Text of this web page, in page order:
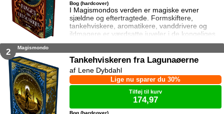
I Magismondos verden er magiske evner
sjældne og eftertragtede. Formskiftere,
tankehviskere, aromatikere, vanddrivere og
ildmagere er værdsatte juveler i de kongeliges
samling. Når de altså bliver fundet. Alt dette ved
skovhytte nær landsbyen Bøgene i kongeriget
Ulvmarken langt væk fra hoffet. Pil har dog
opdaget at hvis hun ikke passer på, bliver den
lille gnist i hendes håndflade til flere
Bog (hardcover)
2 Magismondo
Tankehviskeren fra Lagunaøerne
Bog (hardcover)
Lige nu sparer du 30%
Lene Dybdahl
Tilføj til kurv
174,97